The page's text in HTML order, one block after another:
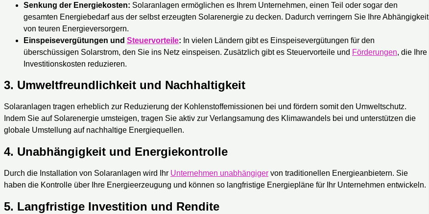
Senkung der Energiekosten: Solaranlagen ermöglichen es Ihrem Unternehmen, einen Teil oder sogar den
gesamten Energiebedarf aus der selbst erzeugten Solarenergie zu decken. Dadurch verringern Sie Ihre Abhängigkeit
von teuren Energieversorgern.
Einspeisevergütungen und Steuervorteile: In vielen Ländern gibt es Einspeisevergütungen für den
überschüssigen Solarstrom, den Sie ins Netz einspeisen. Zusätzlich gibt es Steuervorteile und Förderungen, die Ihre
Investitionskosten reduzieren.
3. Umweltfreundlichkeit und Nachhaltigkeit
Solaranlagen tragen erheblich zur Reduzierung der Kohlenstoffemissionen bei und fördern somit den Umweltschutz.
Indem Sie auf Solarenergie umsteigen, tragen Sie aktiv zur Verlangsamung des Klimawandels bei und unterstützen die
globale Umstellung auf nachhaltige Energiequellen.
4. Unabhängigkeit und Energiekontrolle
Durch die Installation von Solaranlagen wird Ihr Unternehmen unabhängiger von traditionellen Energieanbietern. Sie
haben die Kontrolle über Ihre Energieerzeugung und können so langfristige Energiepläne für Ihr Unternehmen entwickeln.
5. Langfristige Investition und Rendite